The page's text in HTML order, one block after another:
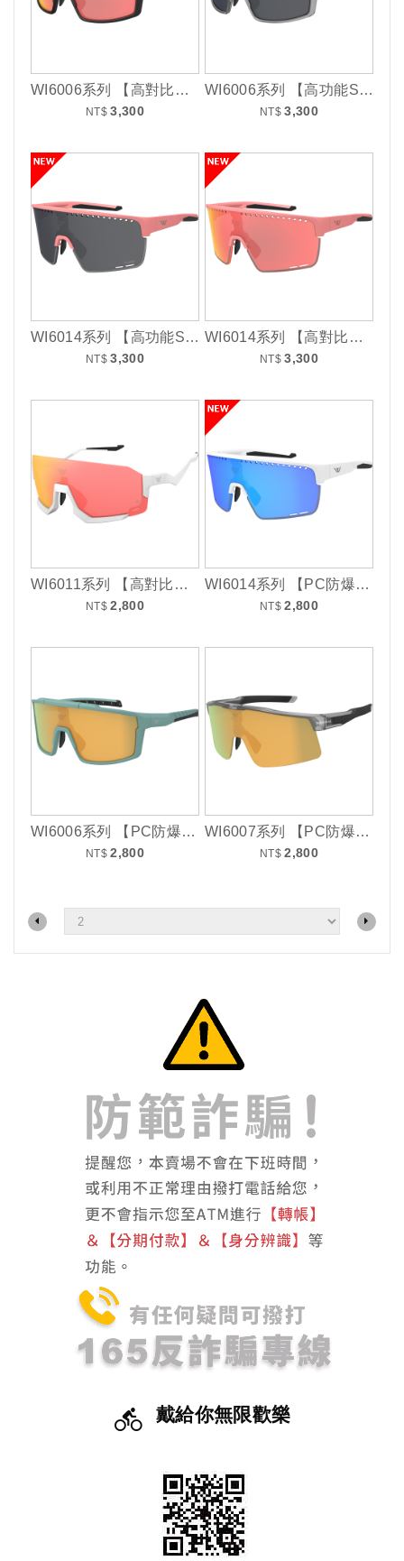
WI6006系列 【高對比增豔耐衝擊片】
NT$ 3,300
WI6006系列 【高功能SP增豔偏光片鏡】
NT$ 3,300
WI6014系列 【高功能SP增豔偏光片鏡】
NT$ 3,300
WI6014系列 【高對比增豔耐衝擊片】
NT$ 3,300
WI6011系列 【高對比增豔耐衝擊片】
NT$ 2,800
WI6014系列 【PC防爆耐衝擊鏡片】
NT$ 2,800
WI6006系列 【PC防爆耐衝擊鏡片】
NT$ 2,800
WI6007系列 【PC防爆耐衝擊鏡片】
NT$ 2,800
戴給你無限歡樂